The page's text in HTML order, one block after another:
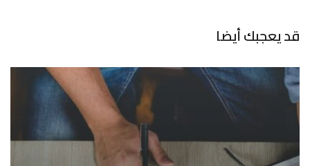
قد يعجبك أيضا